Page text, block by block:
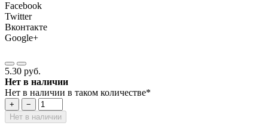
Facebook
Twitter
Вконтакте
Google+
5.30 руб.
Нет в наличии
Нет в наличии в таком количестве*
+
−
Нет в наличии